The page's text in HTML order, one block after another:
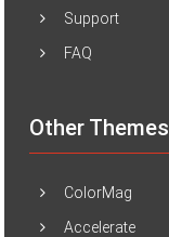
Support
FAQ
Other Themes
ColorMag
Accelerate